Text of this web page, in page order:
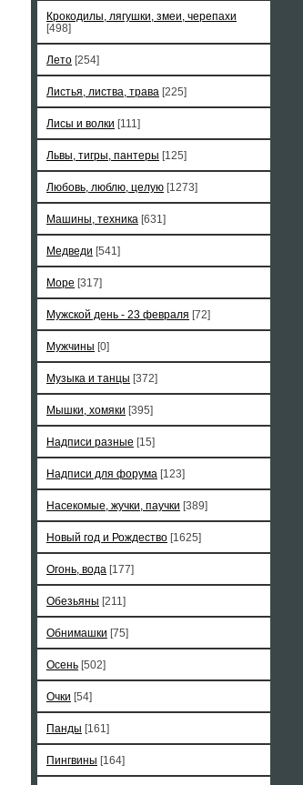
Крокодилы, лягушки, змеи, черепахи
[498]
Лето [254]
Листья, листва, трава [225]
Лисы и волки [111]
Львы, тигры, пантеры [125]
Любовь, люблю, целую [1273]
Машины, техника [631]
Медведи [541]
Море [317]
Мужской день - 23 февраля [72]
Мужчины [0]
Музыка и танцы [372]
Мышки, хомяки [395]
Надписи разные [15]
Надписи для форума [123]
Насекомые, жучки, паучки [389]
Новый год и Рождество [1625]
Огонь, вода [177]
Обезьяны [211]
Обнимашки [75]
Осень [502]
Очки [54]
Панды [161]
Пингвины [164]